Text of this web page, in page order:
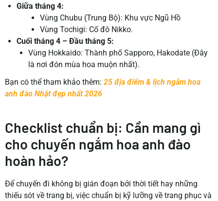
Giữa tháng 4:
Vùng Chubu (Trung Bộ): Khu vực Ngũ Hồ
Vùng Tochigi: Cố đô Nikko.
Cuối tháng 4 – Đầu tháng 5:
Vùng Hokkaido: Thành phố Sapporo, Hakodate (Đây
là nơi đón mùa hoa muộn nhất).
Bạn có thể tham khảo thêm:25 địa điểm & lịch ngắm hoa
anh đào Nhật đẹp nhất 2026
Checklist chuẩn bị: Cần mang gì
cho chuyến ngắm hoa anh đào
hoàn hảo?
Để chuyến đi không bị gián đoạn bởi thời tiết hay những
thiếu sót về trang bị, việc chuẩn bị kỹ lưỡng về trang phục và